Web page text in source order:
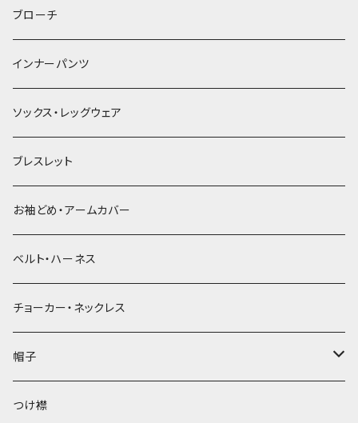
ヘアゴム
簪
ブローチ
インナーパンツ
ソックス・レッグウェア
ブレスレット
お袖どめ・アームカバー
ベルト・ハーネス
チョーカー・ネックレス
帽子
ベレー帽
つけ襟